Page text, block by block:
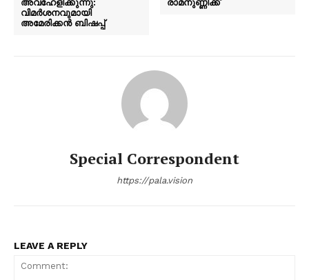
വിമര്‍ശനവുമായി
അമേരിക്കന്‍ ബിഷപ്പ്
Special Correspondent
https://pala.vision
LEAVE A REPLY